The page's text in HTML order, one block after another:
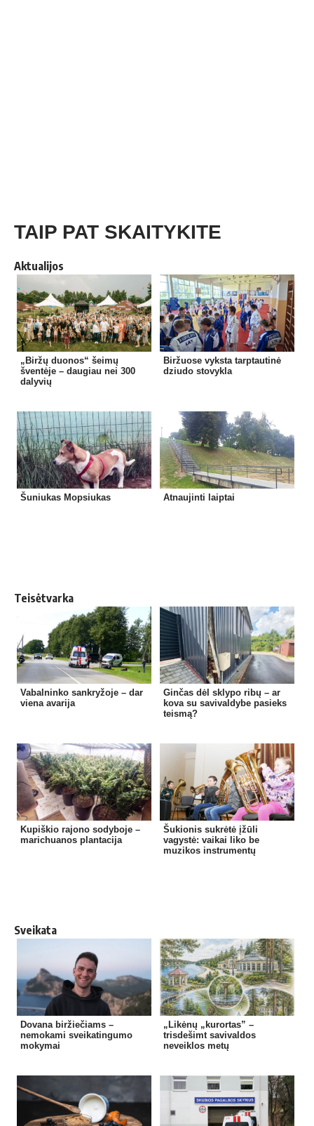
TAIP PAT SKAITYKITE
Aktualijos
„Biržų duonos“ šeimų
šventėje – daugiau nei 300
dalyvių
Biržuose vyksta tarptautinė
dziudo stovykla
Šuniukas Mopsiukas Atnaujinti laiptai
Teisėtvarka
Vabalninko sankryžoje – dar
viena avarija
Ginčas dėl sklypo ribų – ar
kova su savivaldybe pasieks
teismą?
Kupiškio rajono sodyboje –
marichuanos plantacija
Šukionis sukrėtė įžūli
vagystė: vaikai liko be
muzikos instrumentų
Sveikata
Dovana biržiečiams –
nemokami sveikatingumo
mokymai
„Likėnų „kurortas” –
trisdešimt savivaldos
neveiklos metų